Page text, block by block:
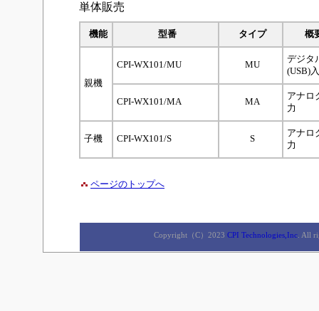
単体販売
機能 型番 タイプ 概
親機
CPI-WX101/MU MU
デジタ
(USB)
CPI-WX101/MA MA
アナロ
力
子機 CPI-WX101/S S
アナロ
力
ページのトップへ
Copyright（C）2023 CPI Technologies,Inc . All